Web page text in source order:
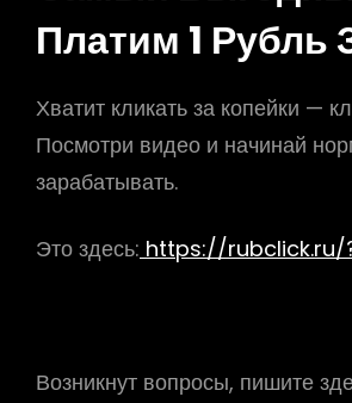
Платим 1 Рубль
Хватит кликать за копейки —
Посмотри видео и начинай
зарабатывать.
Это здесь: https://rubclick.ru/
Возникнут вопросы, пишите